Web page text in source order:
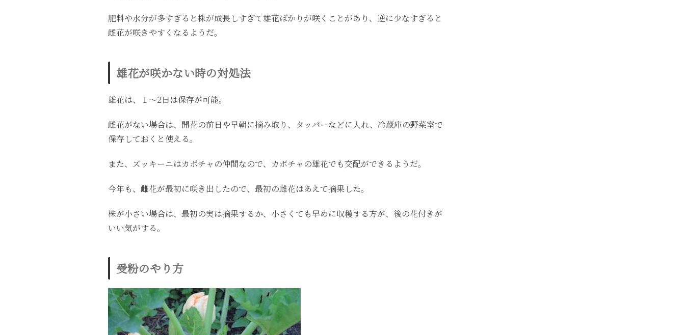
肥料や水分が多すぎると株が成長しすぎて雄花ばかりが咲くことがあり、逆に少なすぎると
雌花が咲きやすくなるようだ。
雄花が咲かない時の対処法
雄花は、１〜2日は保存が可能。
雌花がない場合は、開花の前日や早朝に摘み取り、タッパーなどに入れ、冷蔵庫の野菜室で
保存しておくと使える。
また、ズッキーニはカボチャの仲間なので、カボチャの雄花でも交配ができるようだ。
今年も、雌花が最初に咲き出したので、最初の雌花はあえて摘果した。
株が小さい場合は、最初の実は摘果するか、小さくても早めに収穫する方が、後の花付きが
いい気がする。
受粉のやり方